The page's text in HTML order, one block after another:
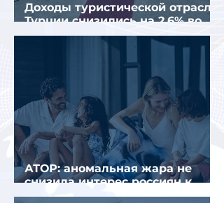
Доходы туристической отрасли
Турции снизились на 2,6% во
втором квартале 2026 года
АТОР: аномальная жара не
снизила интерес россиян к
летнему отдыху в Европе